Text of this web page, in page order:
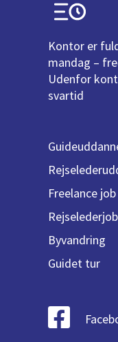
Kontor er
mandag –
Udenfor
svartid
Freelance job
Rejselederjob
Byvandring
Guidet tur